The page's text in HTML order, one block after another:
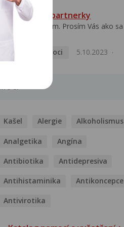
HPV typ 52 u partnerky
Dobrý deň prajem. Prosím Vás ako sa
Pohlavní nemoci
5.10.2023
Kašel Alergie Alkoholismus
Analgetika Angína
Antibiotika Antidepresiva
Antihistaminika Antikoncepce
Antivirotika